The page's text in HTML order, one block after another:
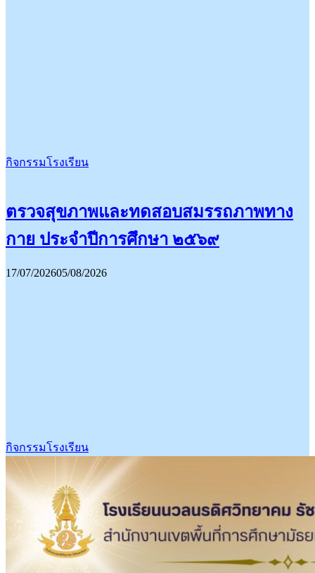
กิจกรรมโรงเรียน
ตรวจสุขภาพและทดสอบสมรรถภาพทาง
กาย ประจำปีการศึกษา ๒๕๖๙
17/07/202605/08/2026
กิจกรรมโรงเรียน